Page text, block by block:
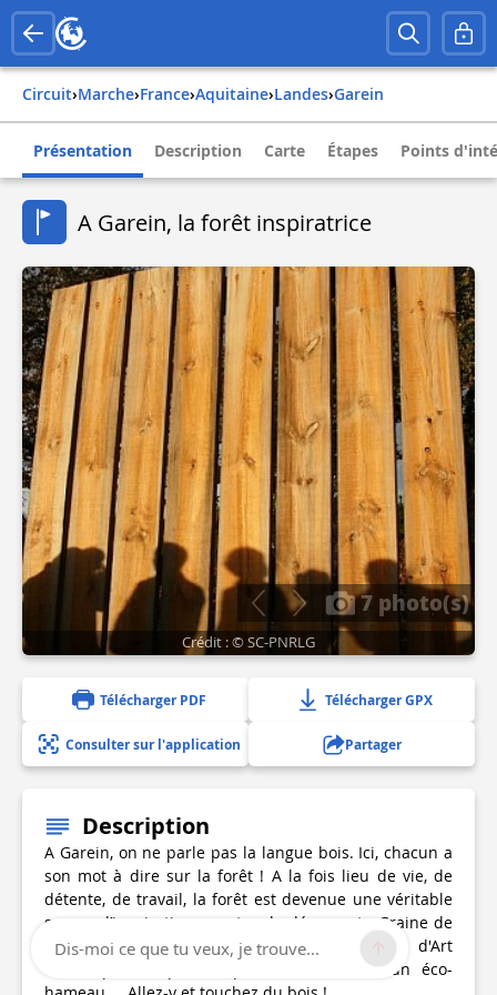
Circuit› Marche› france› aquitaine› landes› garein
Présentation Description Carte Étapes Points
A Garein, la forêt inspiratrice
7 photo(s)
Crédit : © SC-PNRLG
Télécharger PDF Télécharger GPX
Consulter sur l'application Partager
Description
A Garein, on ne parle pas la langue bois. Ici, chacun a
son mot à dire sur la forêt ! A la fois lieu de vie, de
détente, de travail, la forêt est devenue une véritable
source d’inspiration : centre de découverte Graine de
Forêt, des œuvres en bois de La Forêt d'Art
Contemporain qui interpellent le visiteur, un éco-
Dis-moi ce que tu veux, je trouve...